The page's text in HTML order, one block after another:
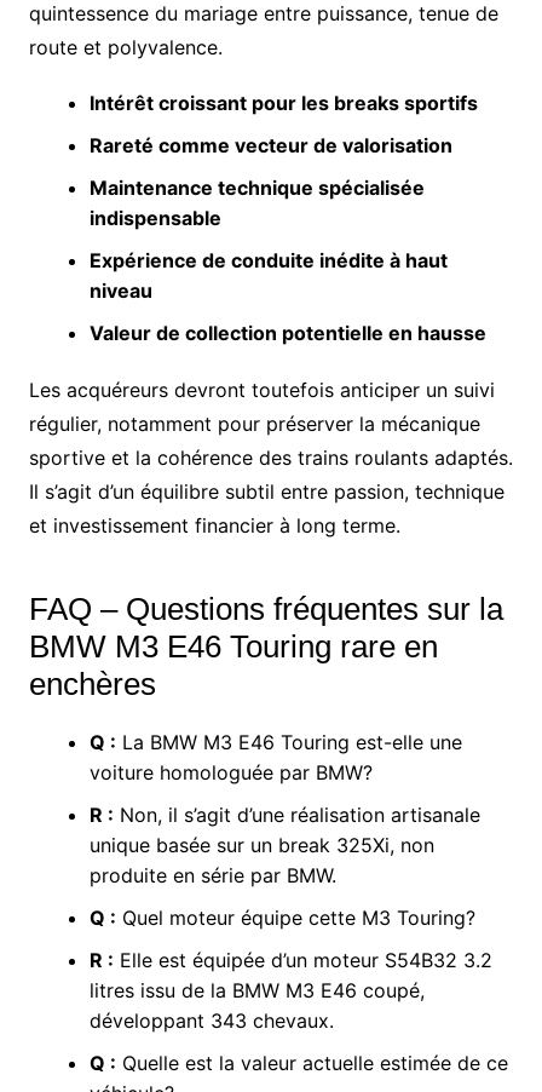
quintessence du mariage entre puissance, tenue de
route et polyvalence.
Intérêt croissant pour les breaks sportifs
Rareté comme vecteur de valorisation
Maintenance technique spécialisée
indispensable
Expérience de conduite inédite à haut
niveau
Valeur de collection potentielle en hausse
Les acquéreurs devront toutefois anticiper un suivi
régulier, notamment pour préserver la mécanique
sportive et la cohérence des trains roulants adaptés.
Il s’agit d’un équilibre subtil entre passion, technique
et investissement financier à long terme.
FAQ – Questions fréquentes sur la
BMW M3 E46 Touring rare en
enchères
Q : La BMW M3 E46 Touring est-elle une
voiture homologuée par BMW?
R : Non, il s’agit d’une réalisation artisanale
unique basée sur un break 325Xi, non
produite en série par BMW.
Q : Quel moteur équipe cette M3 Touring?
R : Elle est équipée d’un moteur S54B32 3.2
litres issu de la BMW M3 E46 coupé,
développant 343 chevaux.
Q : Quelle est la valeur actuelle estimée de ce